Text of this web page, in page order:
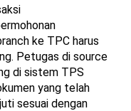
ke TPC harus
Petugas di source
di sistem TPS
yang telah
sesuai dengan